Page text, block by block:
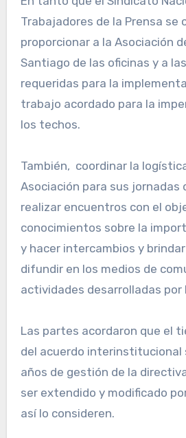
Trabajadores de la Prensa se
proporcionar a la Asociación
Santiago de las oficinas y a
requeridas para la
trabajo acordado para la
los techos.
También, coordinar la
Asociación para sus jornadas
realizar encuentros con el
conocimientos sobre la
y hacer intercambios y
difundir en los medios de
actividades desarrolladas
Las partes acordaron que el
del acuerdo interinstitucional
años de gestión de la
ser extendido y modificado
así lo consideren.